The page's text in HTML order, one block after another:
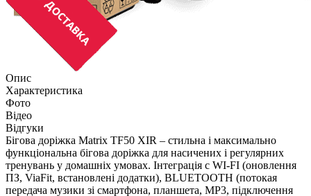
Опис
Характеристика
Фото
Відео
Відгуки
Бігова доріжка Matrix TF50 XIR – стильна і максимально
функціональна бігова доріжка для насичених і регулярних
тренувань у домашніх умовах. Інтеграція c WI-FI (оновлення
ПЗ, ViaFit, встановлені додатки), BLUETOOTH (потокая
передача музики зі смартфона, планшета, МР3, підключення